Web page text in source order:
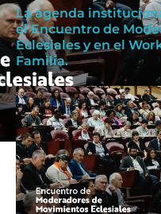
La agenda
el Encuentro de
Eclesiales y en el
Familia.